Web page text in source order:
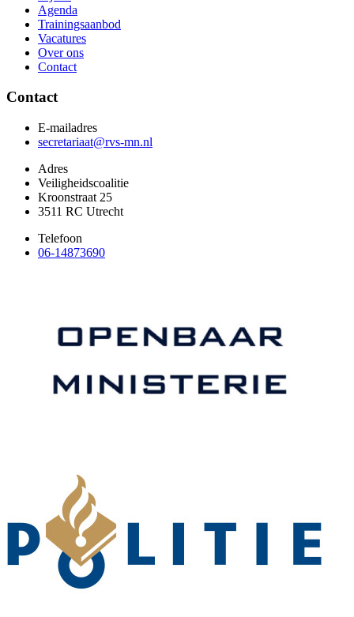
Agenda
Trainingsaanbod
Vacatures
Over ons
Contact
Contact
E-mailadres
secretariaat@rvs-mn.nl
Adres
Veiligheidscoalitie
Kroonstraat 25
3511 RC Utrecht
Telefoon
06-14873690